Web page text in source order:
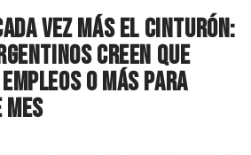
vez más el cinturón:
creen que
o más para